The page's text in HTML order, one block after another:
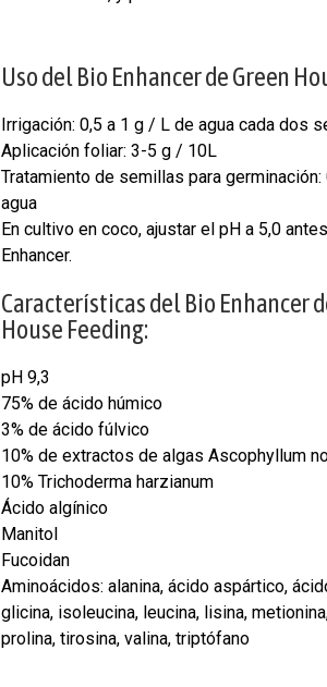
Uso del Bio Enhancer de Green
Irrigación: 0,5 a 1 g / L de agua cada dos
Aplicación foliar: 3-5 g / 10L
Tratamiento de semillas para
agua
En cultivo en coco, ajustar el pH a 5,0
Enhancer.
Características del Bio Enhancer
House Feeding:
pH 9,3
75% de ácido húmico
3% de ácido fúlvico
10% de extractos de algas Ascophyllum
10% Trichoderma harzianum
Ácido algínico
Manitol
Fucoidan
Aminoácidos: alanina, ácido aspártico,
glicina, isoleucina, leucina, lisina,
prolina, tirosina, valina, triptófano